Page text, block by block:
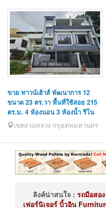
ขาย ทาวน์เฮ้าส์ พัฒนาการ 12
ขนาด 23 ตร.วา พื้นที่ใช้สอย 215
ตร.ม. 4 ห้องนอน 3 ห้องน้ำ รีโน
เขตสวนหลวง กรุงเทพมหานคร
ลิงค์น่าสนใจ : รถมือสอง
เฟอร์นิเจอร์ บิ้วอิน